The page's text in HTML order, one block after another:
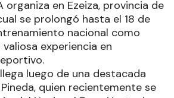
organiza en Ezeiza, provincia de
se prolongó hasta el 18 de
nacional como
experiencia en
luego de una destacada
quien recientemente se